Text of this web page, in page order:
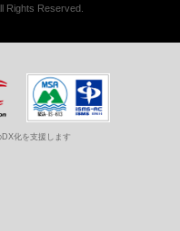
Rights Reserved.
化を支援します